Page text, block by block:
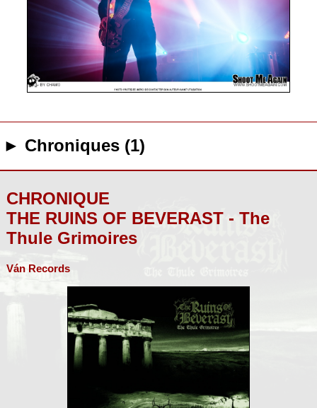
► Chroniques (1)
CHRONIQUE
THE RUINS OF BEVERAST - The
Thule Grimoires
Ván Records